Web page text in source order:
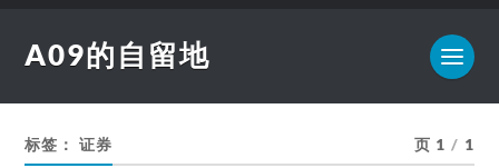
A09的自留地
标签：证券 页 1 / 1